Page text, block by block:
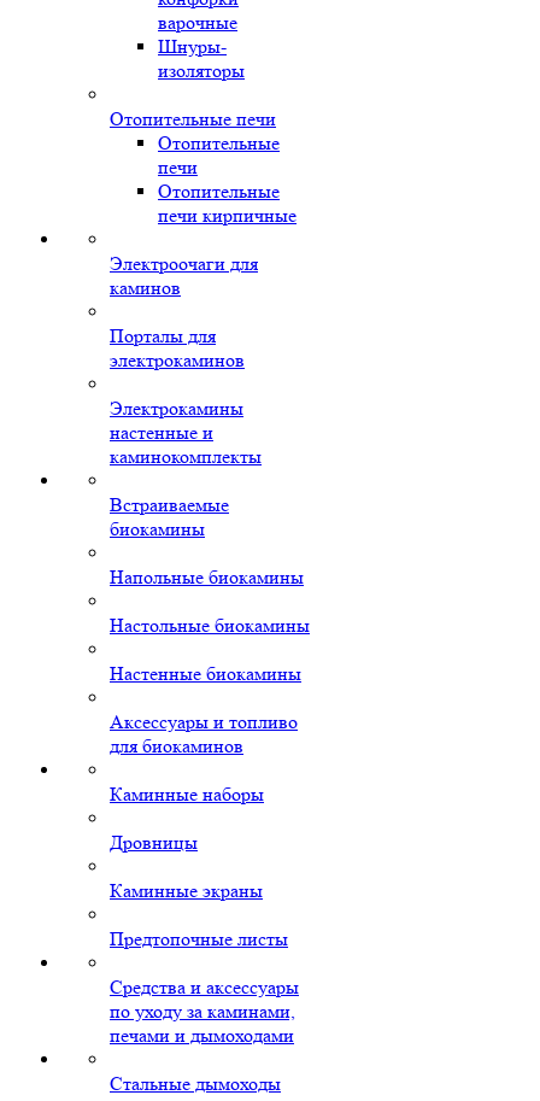
варочные
Шнуры-
изоляторы
Отопительные печи
Отопительные
печи
Отопительные
печи кирпичные
Электроочаги для
каминов
Порталы для
электрокаминов
Электрокамины
настенные и
каминокомплекты
Встраиваемые
биокамины
Напольные биокамины
Настольные биокамины
Настенные биокамины
Аксессуары и топливо
для биокаминов
Каминные наборы
Дровницы
Каминные экраны
Предтопочные листы
Средства и аксессуары
по уходу за каминами,
печами и дымоходами
Стальные дымоходы